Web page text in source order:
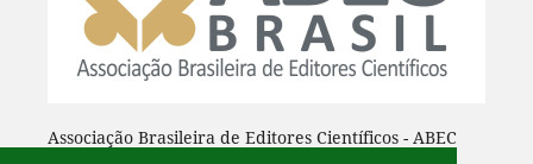
Associação Brasileira de Editores Científicos - ABEC